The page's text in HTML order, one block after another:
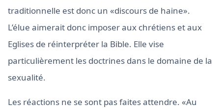
traditionnelle est donc un «discours de haine».
L’élue aimerait donc imposer aux chrétiens et aux
Eglises de réinterpréter la Bible. Elle vise
particulièrement les doctrines dans le domaine de la
sexualité.
Les réactions ne se sont pas faites attendre. «Au